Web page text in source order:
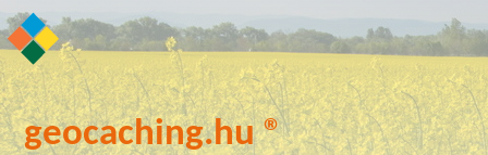
geocaching.hu ®